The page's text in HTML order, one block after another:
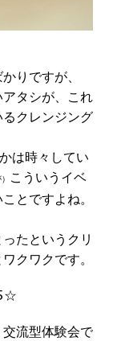
りですが、
タシが、これ
クレンジング
は時々してい
こういうイベ
とですよね。
たというクリ
クワクです。
流型体験会で